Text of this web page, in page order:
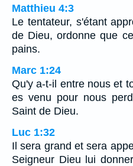
Matthieu 4:3
Le tentateur, s'étant
de Dieu, ordonne que
pains.
Marc 1:24
Qu'y a-t-il entre nous et
es venu pour nous
Saint de Dieu.
Luc 1:32
Il sera grand et sera
Seigneur Dieu lui